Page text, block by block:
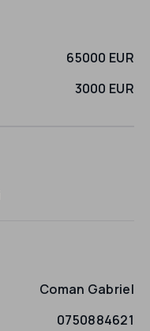
65000 EUR
3000 EUR
Coman Gabriel
0750884621